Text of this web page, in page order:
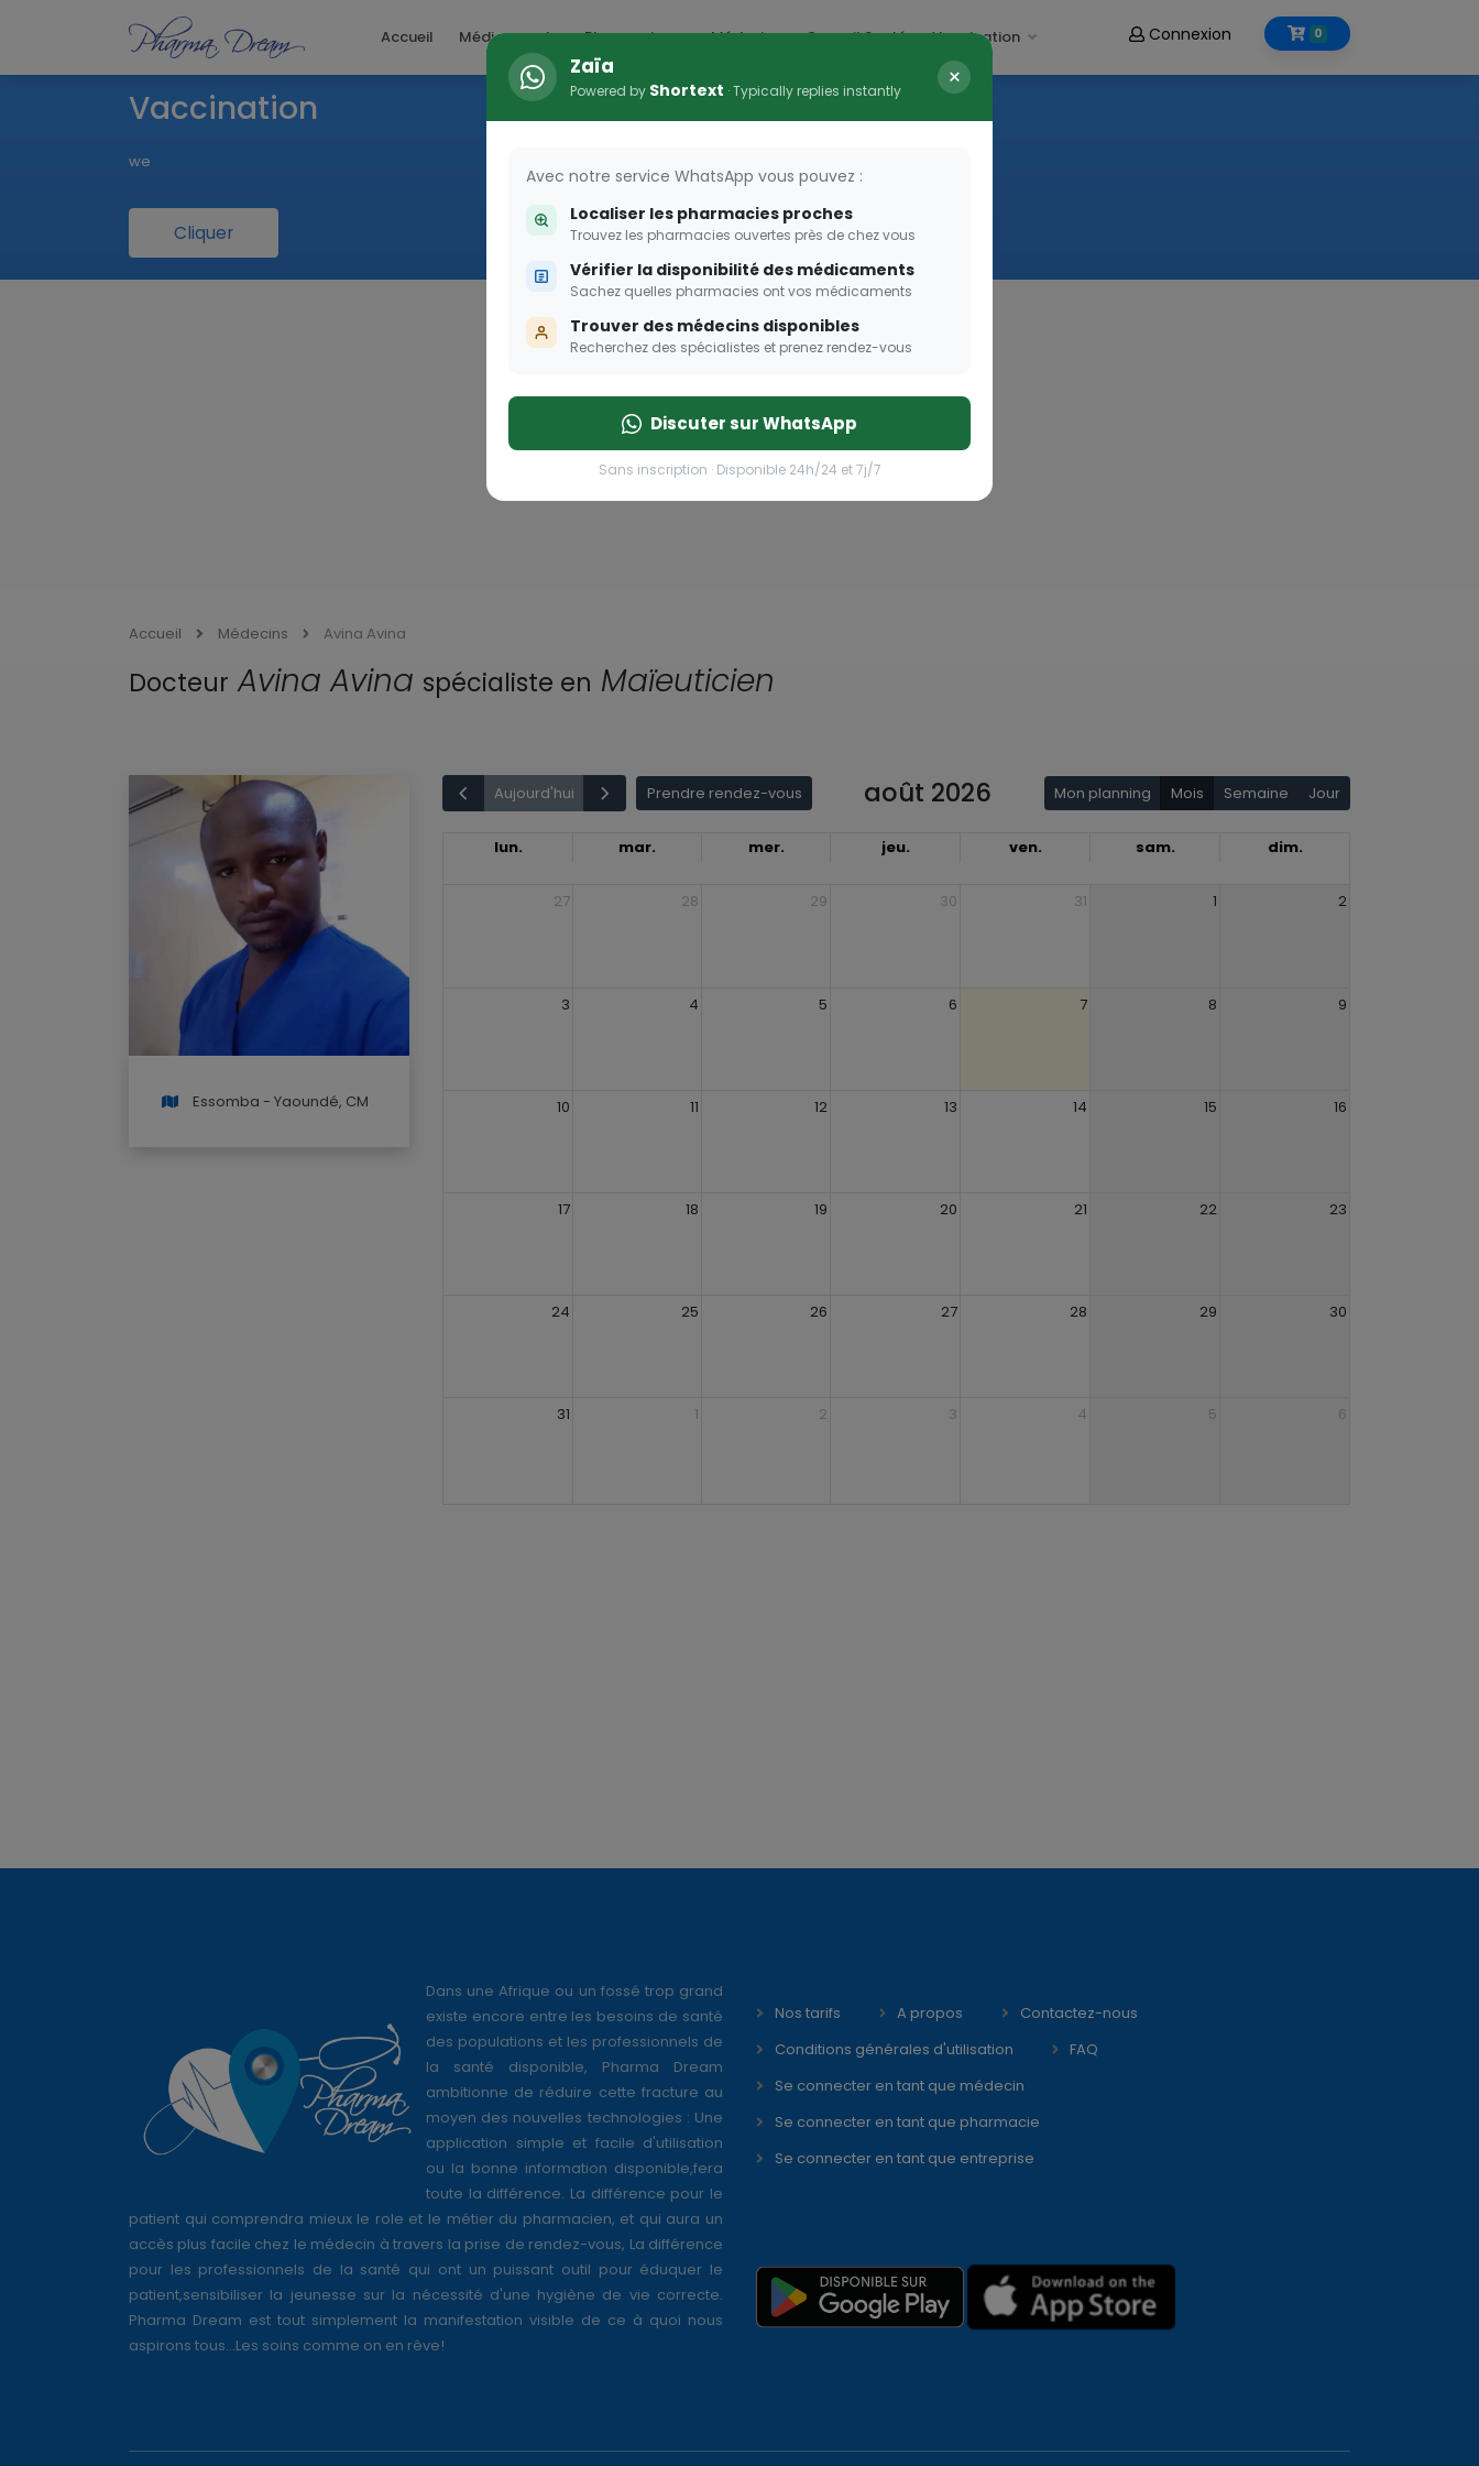
Accueil Médicaments Pharmacies Médecins Conseil Santé Vaccination 0
Connexion
Vaccination
we
Cliquer
Accueil Médecins Avina Avina
Docteur Avina Avina spécialiste en Maïeuticien
Essomba - Yaoundé, CM
Aujourd'hui Prendre rendez-vous août 2026 Mon planning Mois Semaine Jour
lun. mar. mer. jeu. ven. sam. dim.
27 28 29 30 31 1 2
3 4 5 6 7 8 9
10 11 12 13 14 15 16
17 18 19 20 21 22 23
24 25 26 27 28 29 30
31 1 2 3 4 5 6
Zaïa
Powered by Shortext · Typically replies instantly ×
Avec notre service WhatsApp vous pouvez :
Localiser les pharmacies proches
Trouvez les pharmacies ouvertes près de chez vous
Vérifier la disponibilité des médicaments
Sachez quelles pharmacies ont vos médicaments
Trouver des médecins disponibles
Recherchez des spécialistes et prenez rendez-vous
Discuter sur WhatsApp
Sans inscription · Disponible 24h/24 et 7j/7
Dans une Afrique ou un fossé trop grand
existe encore entre les besoins de santé
des populations et les professionnels de
la santé disponible, Pharma Dream
ambitionne de réduire cette fracture au
moyen des nouvelles technologies : Une
application simple et facile d'utilisation
ou la bonne information disponible,fera
toute la différence. La différence pour le
patient qui comprendra mieux le role et le métier du pharmacien, et qui aura un
accès plus facile chez le médecin à travers la prise de rendez-vous, La différence
pour les professionnels de la santé qui ont un puissant outil pour éduquer le
patient,sensibiliser la jeunesse sur la nécessité d'une hygiène de vie correcte.
Pharma Dream est tout simplement la manifestation visible de ce à quoi nous
aspirons tous...Les soins comme on en rêve!
Nos tarifs A propos
Contactez-nous
Conditions générales d'utilisation
FAQ
Se connecter en tant que médecin
Se connecter en tant que pharmacie
Se connecter en tant que entreprise